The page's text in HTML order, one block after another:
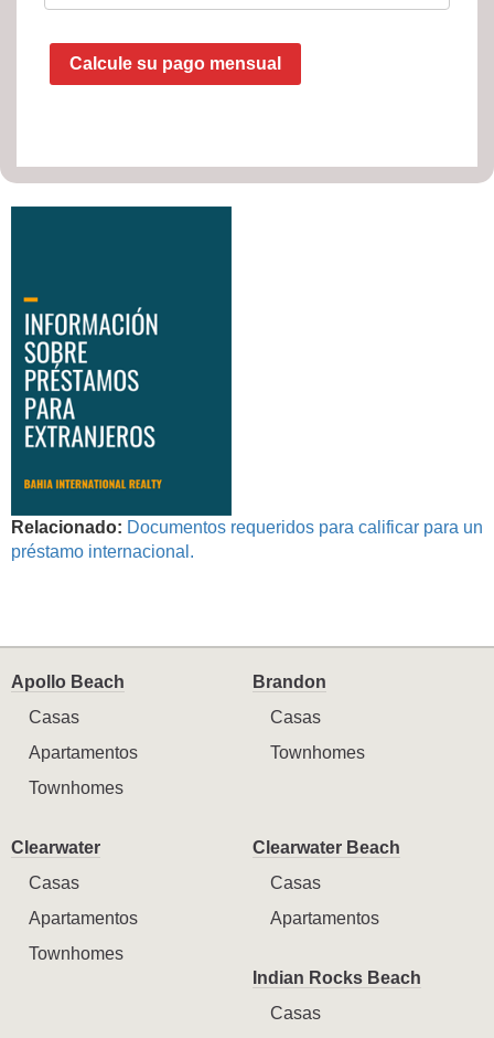
Calcule su pago mensual
Relacionado: Documentos requeridos para calificar para un
préstamo internacional.
Apollo Beach
Casas
Apartamentos
Townhomes
Brandon
Casas
Townhomes
Clearwater
Casas
Apartamentos
Townhomes
Clearwater Beach
Casas
Apartamentos
Indian Rocks Beach
Casas